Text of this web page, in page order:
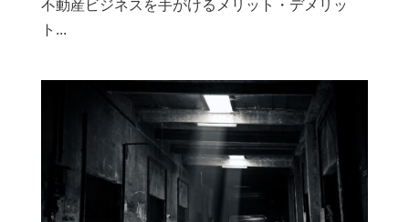
不動産ビジネスを手がけるメリット・デメリッ
ト...